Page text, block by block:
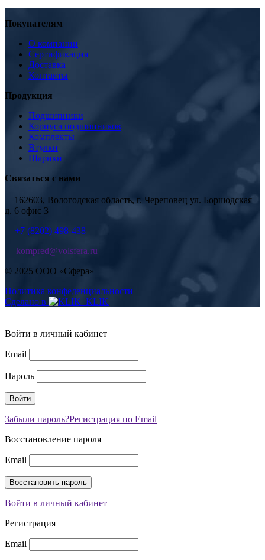
Покупателям
О компании
Сертификация
Доставка
Контакты
Продукция
Подшипники
Корпуса подшипников
Комплекты
Втулки
Шарики
Связаться с нами
162603, Вологодская область, г. Череповец ул. Боршодская
д. 6 офис 3
+7 (8202) 498-438
kompred@volsfera.ru
© 2025 ООО «Сфера»
Политика конфеденциальности
Сделано в
Войти в личный кабинет
Email
Пароль
Забыли пароль?Регистрация по Email
Восстановление пароля
Email
Войти в личный кабинет
Регистрация
Email